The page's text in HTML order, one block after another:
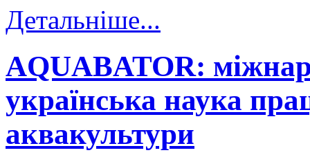
Детальніше...
AQUABATOR:
українська наука
аквакультури